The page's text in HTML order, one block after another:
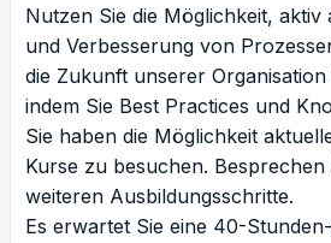
Nutzen Sie die Möglichkeit, aktiv
und Verbesserung von
die Zukunft unserer
indem Sie Best Practices und
Sie haben die Möglichkeit
Kurse zu besuchen.
weiteren Ausbildungsschritte.
Es erwartet Sie eine 40-